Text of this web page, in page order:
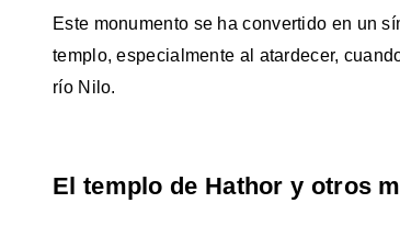
Este monumento se ha convertido en un
templo, especialmente al atardecer,
río Nilo.
El templo de Hathor y otros